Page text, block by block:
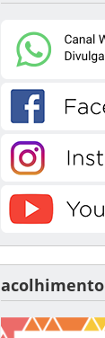
acolhimento